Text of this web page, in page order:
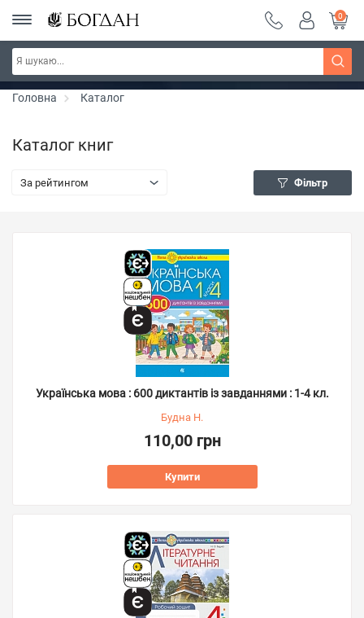
РОЗПРОДАЖ ~ 150 грн ~ 200 грн ~ 250 грн ~
300 грн ~ РОЗПРОДАЖ
Дізнатись більше
0
Головна Каталог
Каталог книг
За рейтингом Фільтр
Українська мова : 600 диктантів із завданнями : 1-4 кл.
Будна Н.
110,00 грн
Купити